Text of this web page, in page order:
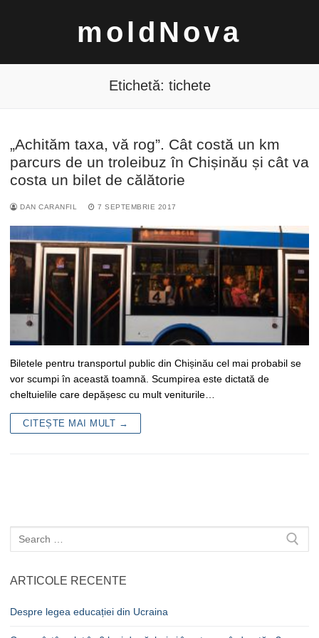
moldNova
Caută
după:
Etichetă: tichete
„Achităm taxa, vă rog”. Cât costă un km
parcurs de un troleibuz în Chișinău și cât va
costa un bilet de călătorie
DAN CARANFIL 7 SEPTEMBRIE 2017
Biletele pentru transportul public din Chișinău cel mai probabil se
vor scumpi în această toamnă. Scumpirea este dictată de
cheltuielile care depășesc cu mult veniturile…
CITEȘTE MAI MULT →
Caută
după:
ARTICOLE RECENTE
Despre legea educației din Ucraina